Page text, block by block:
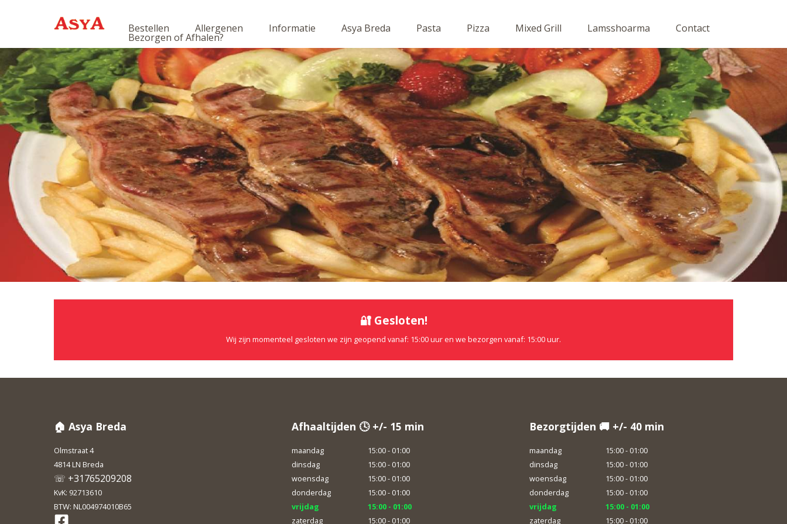
Bestellen Allergenen Informatie Asya Breda Pasta Pizza Mixed Grill Lamsshoarma Contact
Bezorgen of Afhalen?
🔐 Gesloten!
Wij zijn momenteel gesloten we zijn geopend vanaf: 15:00 uur en we bezorgen vanaf: 15:00 uur.
🏠 Asya Breda
Olmstraat 4
4814 LN Breda
☏ +31765209208
KvK: 92713610
BTW: NL004974010B65
Afhaaltijden 🕓 +/- 15 min
maandag
15:00 - 01:00
dinsdag
15:00 - 01:00
woensdag
15:00 - 01:00
donderdag
15:00 - 01:00
vrijdag
15:00 - 01:00
zaterdag
15:00 - 01:00
Bezorgtijden 🚚 +/- 40 min
maandag
15:00 - 01:00
dinsdag
15:00 - 01:00
woensdag
15:00 - 01:00
donderdag
15:00 - 01:00
vrijdag
15:00 - 01:00
zaterdag
15:00 - 01:00